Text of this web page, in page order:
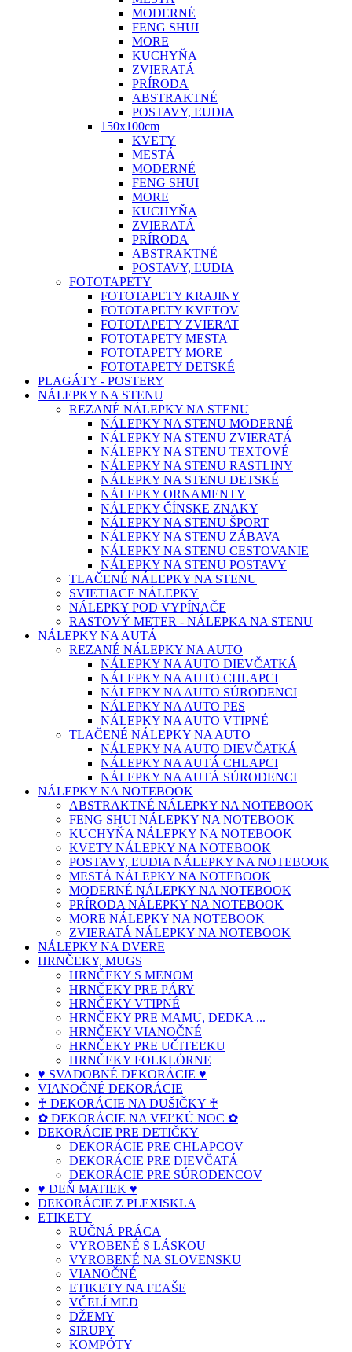
MODERNÉ
FENG SHUI
MORE
KUCHYŇA
ZVIERATÁ
PRÍRODA
ABSTRAKTNÉ
POSTAVY, ĽUDIA
150x100cm
KVETY
MESTÁ
MODERNÉ
FENG SHUI
MORE
KUCHYŇA
ZVIERATÁ
PRÍRODA
ABSTRAKTNÉ
POSTAVY, ĽUDIA
FOTOTAPETY
FOTOTAPETY KRAJINY
FOTOTAPETY KVETOV
FOTOTAPETY ZVIERAT
FOTOTAPETY MESTA
FOTOTAPETY MORE
FOTOTAPETY DETSKÉ
PLAGÁTY - POSTERY
NÁLEPKY NA STENU
REZANÉ NÁLEPKY NA STENU
NÁLEPKY NA STENU MODERNÉ
NÁLEPKY NA STENU ZVIERATÁ
NÁLEPKY NA STENU TEXTOVÉ
NÁLEPKY NA STENU RASTLINY
NÁLEPKY NA STENU DETSKÉ
NÁLEPKY ORNAMENTY
NÁLEPKY ČÍNSKE ZNAKY
NÁLEPKY NA STENU ŠPORT
NÁLEPKY NA STENU ZÁBAVA
NÁLEPKY NA STENU CESTOVANIE
NÁLEPKY NA STENU POSTAVY
TLAČENÉ NÁLEPKY NA STENU
SVIETIACE NÁLEPKY
NÁLEPKY POD VYPÍNAČE
RASTOVÝ METER - NÁLEPKA NA STENU
NÁLEPKY NA AUTÁ
REZANÉ NÁLEPKY NA AUTO
NÁLEPKY NA AUTO DIEVČATKÁ
NÁLEPKY NA AUTO CHLAPCI
NÁLEPKY NA AUTO SÚRODENCI
NÁLEPKY NA AUTO PES
NÁLEPKY NA AUTO VTIPNÉ
TLAČENÉ NÁLEPKY NA AUTO
NÁLEPKY NA AUTO DIEVČATKÁ
NÁLEPKY NA AUTÁ CHLAPCI
NÁLEPKY NA AUTÁ SÚRODENCI
NÁLEPKY NA NOTEBOOK
ABSTRAKTNÉ NÁLEPKY NA NOTEBOOK
FENG SHUI NÁLEPKY NA NOTEBOOK
KUCHYŇA NÁLEPKY NA NOTEBOOK
KVETY NÁLEPKY NA NOTEBOOK
POSTAVY, ĽUDIA NÁLEPKY NA NOTEBOOK
MESTÁ NÁLEPKY NA NOTEBOOK
MODERNÉ NÁLEPKY NA NOTEBOOK
PRÍRODA NÁLEPKY NA NOTEBOOK
MORE NÁLEPKY NA NOTEBOOK
ZVIERATÁ NÁLEPKY NA NOTEBOOK
NÁLEPKY NA DVERE
HRNČEKY, MUGS
HRNČEKY S MENOM
HRNČEKY PRE PÁRY
HRNČEKY VTIPNÉ
HRNČEKY PRE MAMU, DEDKA ...
HRNČEKY VIANOČNÉ
HRNČEKY PRE UČITEĽKU
HRNČEKY FOLKLÓRNE
♥ SVADOBNÉ DEKORÁCIE ♥
VIANOČNÉ DEKORÁCIE
♰ DEKORÁCIE NA DUŠIČKY ♰
✿ DEKORÁCIE NA VEĽKÚ NOC ✿
DEKORÁCIE PRE DETIČKY
DEKORÁCIE PRE CHLAPCOV
DEKORÁCIE PRE DIEVČATÁ
DEKORÁCIE PRE SÚRODENCOV
♥ DEŇ MATIEK ♥
DEKORÁCIE Z PLEXISKLA
ETIKETY
RUČNÁ PRÁCA
VYROBENÉ S LÁSKOU
VYROBENÉ NA SLOVENSKU
VIANOČNÉ
ETIKETY NA FĽAŠE
VČELÍ MED
DŽEMY
SIRUPY
KOMPÓTY